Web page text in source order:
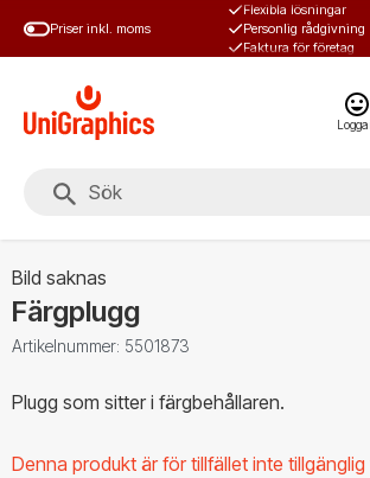
Priser inkl. moms
Flexibla lösningar
Personlig rådgivning
Faktura för företag
Logga
Bild saknas
Färgplugg
Artikelnummer: 5501873
Plugg som sitter i färgbehållaren.
Denna produkt är för tillfället inte